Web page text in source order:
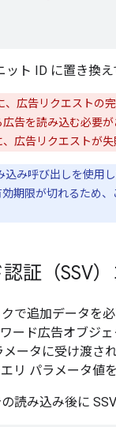
ト ID に置き換え
、広告リクエストの
告を読み込む必要
広告リクエストが失
込み呼び出しを使用
期限が切れるため
証（SSV
で追加データを
ード広告オブジ
メータに受け渡さ
リ パラメータ値
読み込み後に